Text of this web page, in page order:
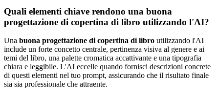
Quali elementi chiave rendono una buona
progettazione di copertina di libro utilizzando l'AI?
Una buona progettazione di copertina di libro utilizzando l'AI
include un forte concetto centrale, pertinenza visiva al genere e ai
temi del libro, una palette cromatica accattivante e una tipografia
chiara e leggibile. L'AI eccelle quando fornisci descrizioni concrete
di questi elementi nel tuo prompt, assicurando che il risultato finale
sia sia professionale che attraente.